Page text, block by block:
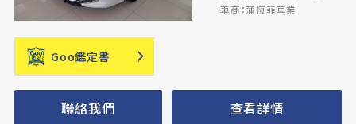
車商：蒲恆菲車業
Goo鑑定書
聯絡我們 查看詳情